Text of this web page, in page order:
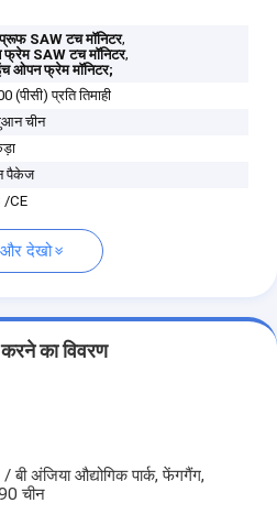
SAW टच मॉनिटर,
SAW टच मॉनिटर,
ओपन फ्रेम मॉनिटर;
(पीसी) प्रति तिमाही
चीन
पैकेज
/CE
और देखो
करने का विवरण
अंजिया औद्योगिक पार्क, फेंगगैंग,
चीन